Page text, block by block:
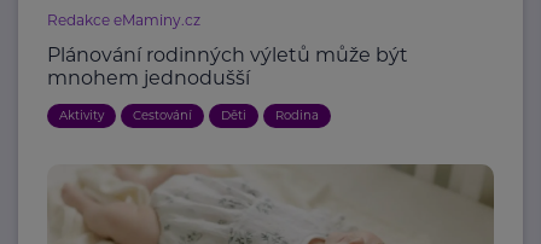
Redakce eMaminy.cz
Plánování rodinných výletů může být
mnohem jednodušší
Aktivity Cestování Děti Rodina